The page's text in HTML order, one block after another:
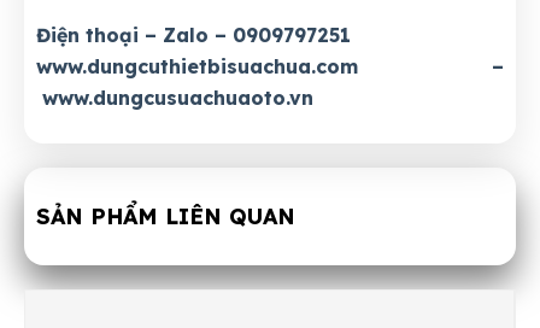
Điện thoại – Zalo – 0909797251
www.dungcuthietbisuachua.com –
www.dungcusuachuaoto.vn
SẢN PHẨM LIÊN QUAN